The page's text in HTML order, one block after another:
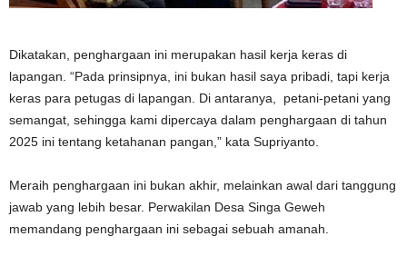
Dikatakan, penghargaan ini merupakan hasil kerja keras di
lapangan. “Pada prinsipnya, ini bukan hasil saya pribadi, tapi kerja
keras para petugas di lapangan. Di antaranya, petani-petani yang
semangat, sehingga kami dipercaya dalam penghargaan di tahun
2025 ini tentang ketahanan pangan,” kata Supriyanto.
Meraih penghargaan ini bukan akhir, melainkan awal dari tanggung
jawab yang lebih besar. Perwakilan Desa Singa Geweh
memandang penghargaan ini sebagai sebuah amanah.